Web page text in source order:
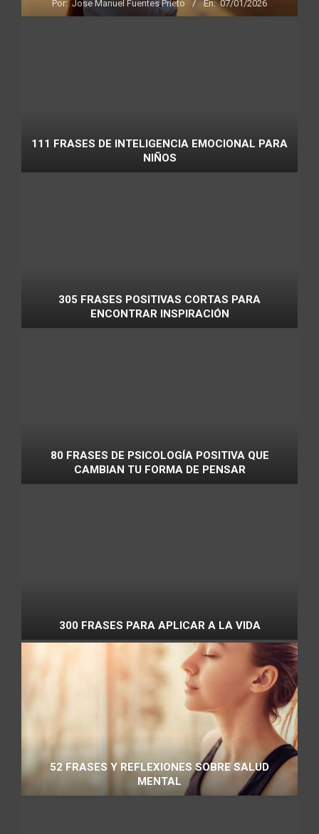
Por: Jose Manuel Fuentes Prieto En: 07/01/2026
111 FRASES DE INTELIGENCIA EMOCIONAL PARA
NIÑOS
305 FRASES POSITIVAS CORTAS PARA
ENCONTRAR INSPIRACIÓN
80 FRASES DE PSICOLOGÍA POSITIVA QUE
CAMBIAN TU FORMA DE PENSAR
300 FRASES PARA APLICAR A LA VIDA
52 FRASES Y REFLEXIONES SOBRE SALUD
MENTAL